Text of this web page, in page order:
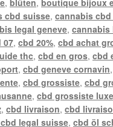
cbd suisse,cannabis
legal geneve,cannabis
07,cbd 20%,cbd achat
thc,cbd en gros,cbd
,cbd geneve cornavin
,cbd grossiste,cbd
,cbd grossiste
,cbd livraison,cbd
legal suisse,cbd öl